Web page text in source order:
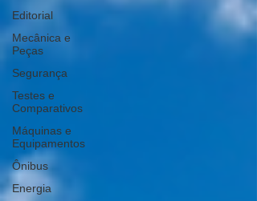
Editorial
Mecânica e
Peças
Segurança
Testes e
Comparativos
Máquinas e
Equipamentos
Ônibus
Energia